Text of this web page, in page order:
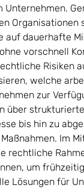
Unternehmen.
Organisationen
auf dauerhafte
vorschnell
Risiken
welche
zur
über
bis hin zu
Im
rechtliche
um
Lösungen für